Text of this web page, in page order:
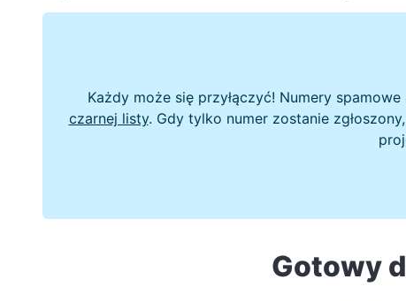
Każdy może się przyłączyć! Numery
czarnej listy. Gdy tylko numer zostanie
Gotowy